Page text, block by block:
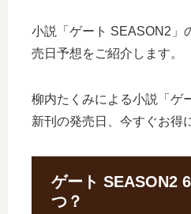
小説「ゲート SEASON2」
売日予想をご紹介します。
柳内たくみによる小説「ゲ
新刊の発売日、今すぐお得
ゲート SEASON2
つ？